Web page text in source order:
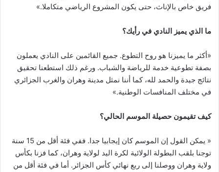
فريق خاص بالإناث، حتى يكون المشروع الرياضي متكاملا.»
ما الذي يميز النادي في رأيك؟
«أكثر ما يميزنا هو روح التطوع. جميع القائمين على النادي يعملون
بصفة تطوعية خدمة للرياضة والشباب. ورغم ذلك استطعنا تحقيق
نتائج جيدة والحمد لله، كما أننا نمثل مدينة وهران والغرب الجزائري
في مختلف المنافسات الوطنية.»
كيف تقيمون حصيلة الموسم الحالي؟
« يمكن القول إن الموسم كان إيجابيا جدا. ففي فئة أقل من 15 سنة
توجنا بلقب البطولة الولائية لكرة اليد لولاية وهران، كما فزنا بكأس
ولاية وهران ووصلنا إلى ربع نهائي كأس الجزائر. أما في فئة أقل من